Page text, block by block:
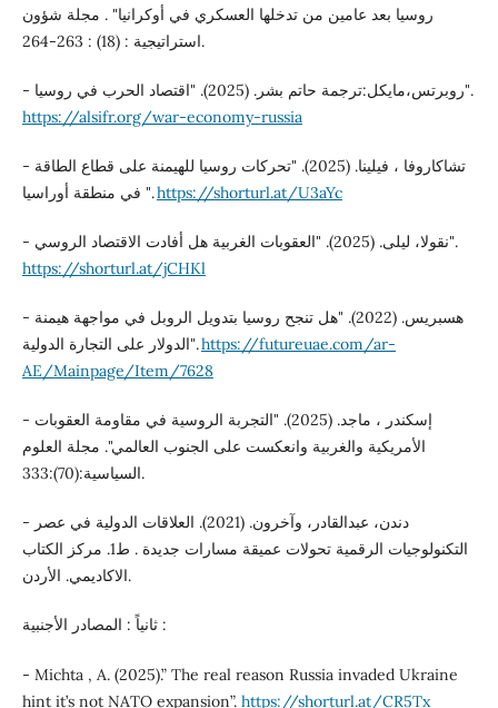
روسيا بعد عامين من تدخلها العسكري في أوكرانيا" . مجلة شؤون
استراتيجية : (18) : 263-264.
- روبرتس،مايكل:ترجمة حاتم بشر. (2025). "اقتصاد الحرب في روسيا".
https://alsifr.org/war-economy-russia
- تشاكاروفا ، فيلينا. (2025). "تحركات روسيا للهيمنة على قطاع الطاقة
في منطقة أوراسيا ".https://shorturl.at/U3aYc
- نقولا، ليلى. (2025). "العقوبات الغربية هل أفادت الاقتصاد الروسي".
https://shorturl.at/jCHKl
- هسبريس. (2022). "هل تنجح روسيا بتدويل الروبل في مواجهة هيمنة
الدولار على التجارة الدولية".https://futureuae.com/ar-
AE/Mainpage/Item/7628
- إسكندر ، ماجد. (2025). "التجربة الروسية في مقاومة العقوبات
الأمريكية والغربية وانعكست على الجنوب العالمي". مجلة العلوم
السياسية:(70):333.
- دندن، عبدالقادر، وآخرون. (2021). العلاقات الدولية في عصر
التكنولوجيات الرقمية تحولات عميقة مسارات جديدة . ط1. مركز الكتاب
الاكاديمي. الأردن.
ثانياً : المصادر الأجنبية :
- Michta , A. (2025).” The real reason Russia invaded Ukraine
hint it’s not NATO expansion”. https://shorturl.at/CR5Tx